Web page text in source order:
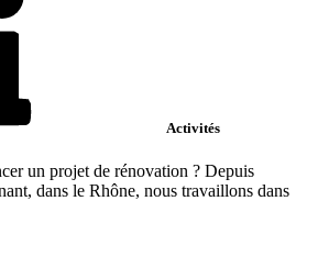
Activités
un projet de rénovation ? Depuis
dans le Rhône, nous travaillons dans